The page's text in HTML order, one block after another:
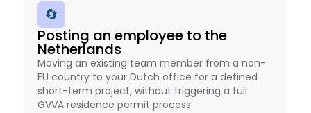
🔄
Posting an employee to the
Netherlands
Moving an existing team member from a non-
EU country to your Dutch office for a defined
short-term project, without triggering a full
GVVA residence permit process